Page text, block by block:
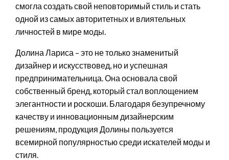
смогла создать свой неповторимый стиль и стать
одной из самых авторитетных и влиятельных
личностей в мире моды.
Долина Лариса – это не только знаменитый
дизайнер и искусствовед, но и успешная
предпринимательница. Она основала свой
собственный бренд, который стал воплощением
элегантности и роскоши. Благодаря безупречному
качеству и инновационным дизайнерским
решениям, продукция Долины пользуется
всемирной популярностью среди искателей моды и
стиля.